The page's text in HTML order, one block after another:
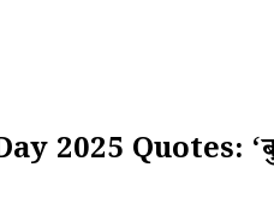
2025 Quotes: